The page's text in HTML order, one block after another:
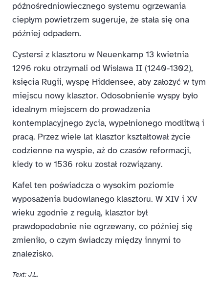
późnośredniowiecznego systemu ogrzewania
ciepłym powietrzem sugeruje, że stała się ona
później odpadem.
Cystersi z klasztoru w Neuenkamp 13 kwietnia
1296 roku otrzymali od Wisława II (1240-1302),
księcia Rugii, wyspę Hiddensee, aby założyć w tym
miejscu nowy klasztor. Odosobnienie wyspy było
idealnym miejscem do prowadzenia
kontemplacyjnego życia, wypełnionego modlitwą i
pracą. Przez wiele lat klasztor kształtował życie
codzienne na wyspie, aż do czasów reformacji,
kiedy to w 1536 roku został rozwiązany.
Kafel ten poświadcza o wysokim poziomie
wyposażenia budowlanego klasztoru. W XIV i XV
wieku zgodnie z regułą, klasztor był
prawdopodobnie nie ogrzewany, co później się
zmieniło, o czym świadczy między innymi to
znalezisko.
Text: J.L.